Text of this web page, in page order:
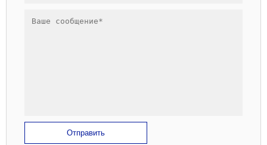
Отправить